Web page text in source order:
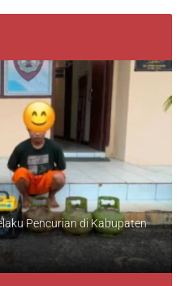
Pencurian di Kabupaten